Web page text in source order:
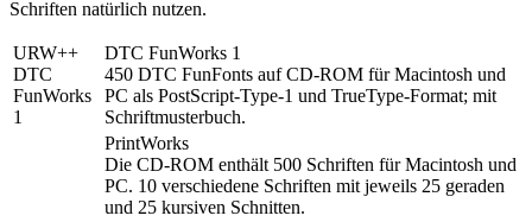
Schriften natürlich nutzen.
URW++
DTC
FunWorks
1
DTC FunWorks 1
450 DTC FunFonts auf CD-ROM für Macintosh und
PC als PostScript-Type-1 und TrueType-Format; mit
Schriftmusterbuch.
PrintWorks
Die CD-ROM enthält 500 Schriften für Macintosh und
PC. 10 verschiedene Schriften mit jeweils 25 geraden
und 25 kursiven Schnitten.